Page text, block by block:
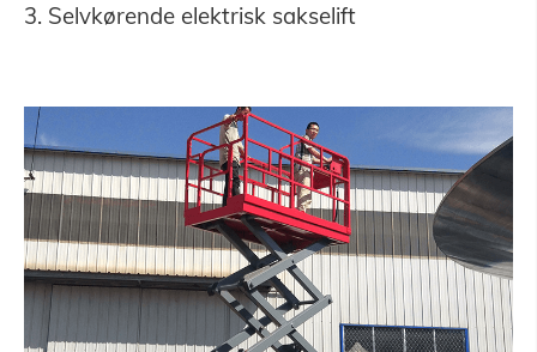
3. Selvkørende elektrisk sakselift